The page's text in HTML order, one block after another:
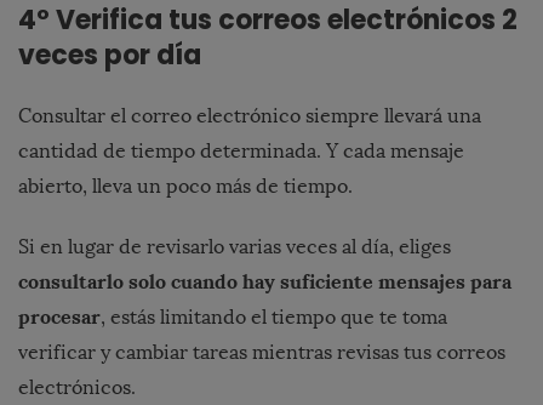
4º Verifica tus correos electrónicos 2
veces por día
Consultar el correo electrónico siempre llevará una
cantidad de tiempo determinada. Y cada mensaje
abierto, lleva un poco más de tiempo.
Si en lugar de revisarlo varias veces al día, eliges
consultarlo solo cuando hay suficiente mensajes para
procesar, estás limitando el tiempo que te toma
verificar y cambiar tareas mientras revisas tus correos
electrónicos.